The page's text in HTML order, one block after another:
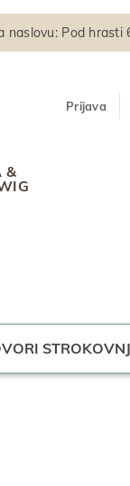
naslovu: Pod hrasti
Prijava
&